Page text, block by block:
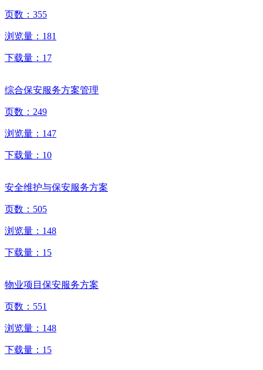
页数： 355
浏览量： 181
下载量： 17
综合保安服务方案管理
页数： 249
浏览量： 147
下载量： 10
安全维护与保安服务方案
页数： 505
浏览量： 148
下载量： 15
物业项目保安服务方案
页数： 551
浏览量： 148
下载量： 15